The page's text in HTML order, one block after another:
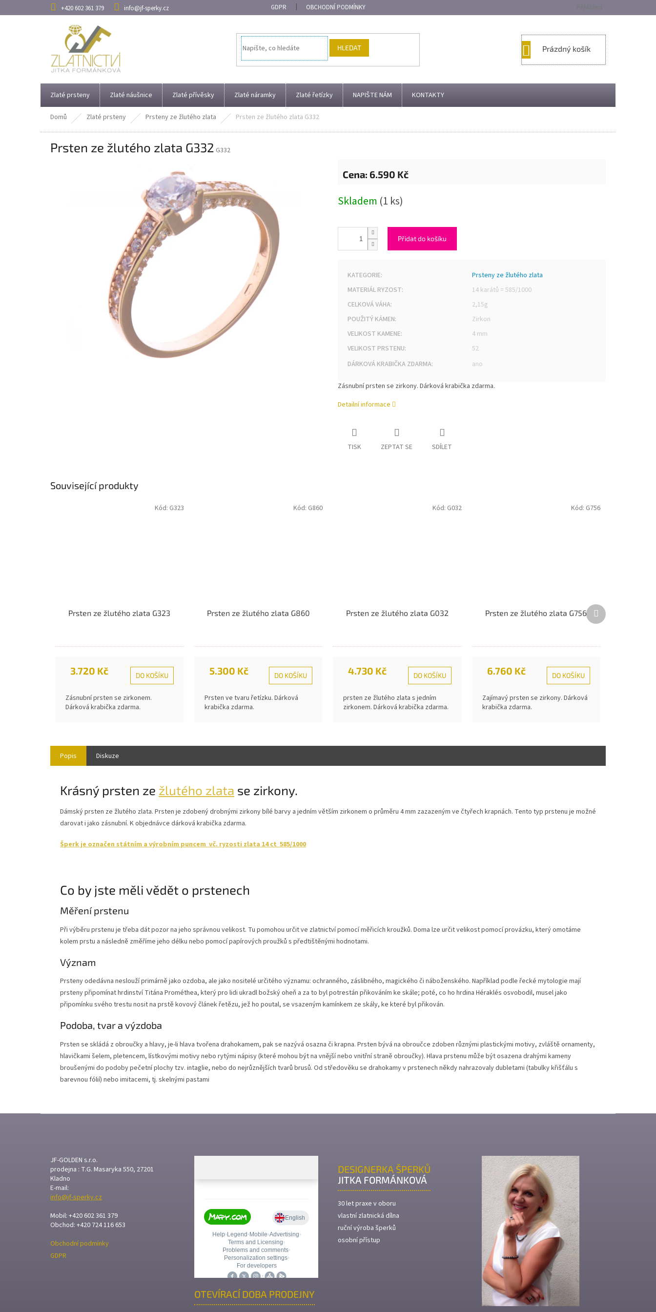
na
+420 602 361 379 info@jf-sperky.cz GDPR OBCHODNÍ PODMÍNKY Přihlášení
HLEDAT
KOŠÍK
Prázdný košík
Zlaté prsteny Zlaté náušnice Zlaté přívěsky Zlaté náramky Zlaté řetízky NAPIŠTE NÁM KONTAKTY
Domů Zlaté prsteny Prsteny ze žlutého zlata Prsten ze žlutého zlata G332
Prsten ze žlutého zlata G332 G332
6.590 Kč
cena:
Skladem (1 ks)
Přidat do košíku
KATEGORIE:
Prsteny ze žlutého zlata
MATERIÁL RYZOST:
14 karátů = 585/1000
CELKOVÁ VÁHA:
2,15g
POUŽITÝ KÁMEN:
Zirkon
VELIKOST KAMENE:
4 mm
VELIKOST PRSTENU:
52
DÁRKOVÁ KRABIČKA ZDARMA: ano
Zásnubní prsten se zirkony. Dárková krabička zdarma.
Detailní informace
TISK ZEPTAT SE SDÍLET
Související produkty
Prsten ze žlutého zlata G323
3.720 Kč DO KOŠÍKU
Zásnubní prsten se zirkonem.
Dárková krabička zdarma.
Kód: G323
Prsten ze žlutého zlata G860
5.300 Kč DO KOŠÍKU
Prsten ve tvaru řetízku. Dárková
krabička zdarma.
Kód: G860
Prsten ze žlutého zlata G032
4.730 Kč DO KOŠÍKU
prsten ze žlutého zlata s jedním
zirkonem. Dárková krabička zdarma.
Kód: G032
Prsten ze žlutého zlata G756
6.760 Kč DO KOŠÍKU
Zajímavý prsten se zirkony. Dárková
krabička zdarma.
Kód: G756
Další
produkt
Popis Diskuze
Krásný prsten ze žlutého zlata se zirkony.
Dámský prsten ze žlutého zlata. Prsten je zdobený drobnými zirkony bílé barvy a jedním větším zirkonem o průměru 4 mm zazazeným ve čtyřech krapnách. Tento typ prstenu je možné
darovat i jako zásnubní. K objednávce dárková krabička zdarma.
Šperk je označen státním a výrobním puncem vč. ryzosti zlata 14 ct 585/1000
Co by jste měli vědět o prstenech
Měření prstenu
Při výběru prstenu je třeba dát pozor na jeho správnou velikost. Tu pomohou určit ve zlatnictví pomocí měřicích kroužků. Doma lze určit velikost pomocí provázku, který omotáme
kolem prstu a následně změříme jeho délku nebo pomocí papírových proužků s předtištěnými hodnotami.
Význam
Prsteny odedávna neslouží primárně jako ozdoba, ale jako nositelé určitého významu: ochranného, záslibného, magického či náboženského. Například podle řecké mytologie mají
prsteny připomínat hrdinství Titána Prométhea, který pro lidi ukradl božský oheň a za to byl potrestán přikováním ke skále; poté, co ho hrdina Héraklés osvobodil, musel jako
připomínku svého trestu nosit na prstě kovový článek řetězu, jež ho poutal, se vsazeným kamínkem ze skály, ke které byl přikován.
Podoba, tvar a výzdoba
Prsten se skládá z obroučky a hlavy, je-li hlava tvořena drahokamem, pak se nazývá osazna či krapna. Prsten bývá na obroučce zdoben různými plastickými motivy, zvláště ornamenty,
hlavičkami šelem, pletencem, lístkovými motivy nebo rytými nápisy (které mohou být na vnější nebo vnitřní straně obroučky). Hlava prstenu může být osazena drahými kameny
broušenými do podoby pečetní plochy tzv. intaglie, nebo do nejrůznějších tvarů brusů. Od středověku se drahokamy v prstenech někdy nahrazovaly dubletami (tabulky křišťálu s
barevnou fólií) nebo imitacemi, tj. skelnými pastami
JF-GOLDEN s.r.o.
prodejna : T.G. Masaryka 550, 27201
Kladno
E-mail:
info@jf-sperky.cz
Mobil: +420 602 361 379
Obchod: +420 724 116 653
Obchodní podmínky
GDPR
OTEVÍRACÍ DOBA PRODEJNY
DESIGNERKA ŠPERKŮ
JITKA FORMÁNKOVÁ
30 let praxe v oboru
vlastní zlatnická dílna
ruční výroba šperků
osobní přístup